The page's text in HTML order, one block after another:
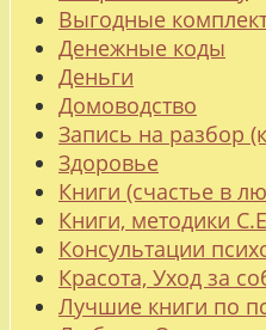
Выгодные
Денежные коды
Деньги
Домоводство
Запись на разбор
Здоровье
Книги (счастье в
Книги, методики
Консультации
Красота, Уход за
Лучшие книги по